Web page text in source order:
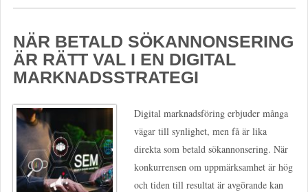
NÄR BETALD SÖKANNONSERING
ÄR RÄTT VAL I EN DIGITAL
MARKNADSSTRATEGI
Digital marknadsföring erbjuder många
vägar till synlighet, men få är lika
direkta som betald sökannonsering. När
konkurrensen om uppmärksamhet är hög
och tiden till resultat är avgörande kan